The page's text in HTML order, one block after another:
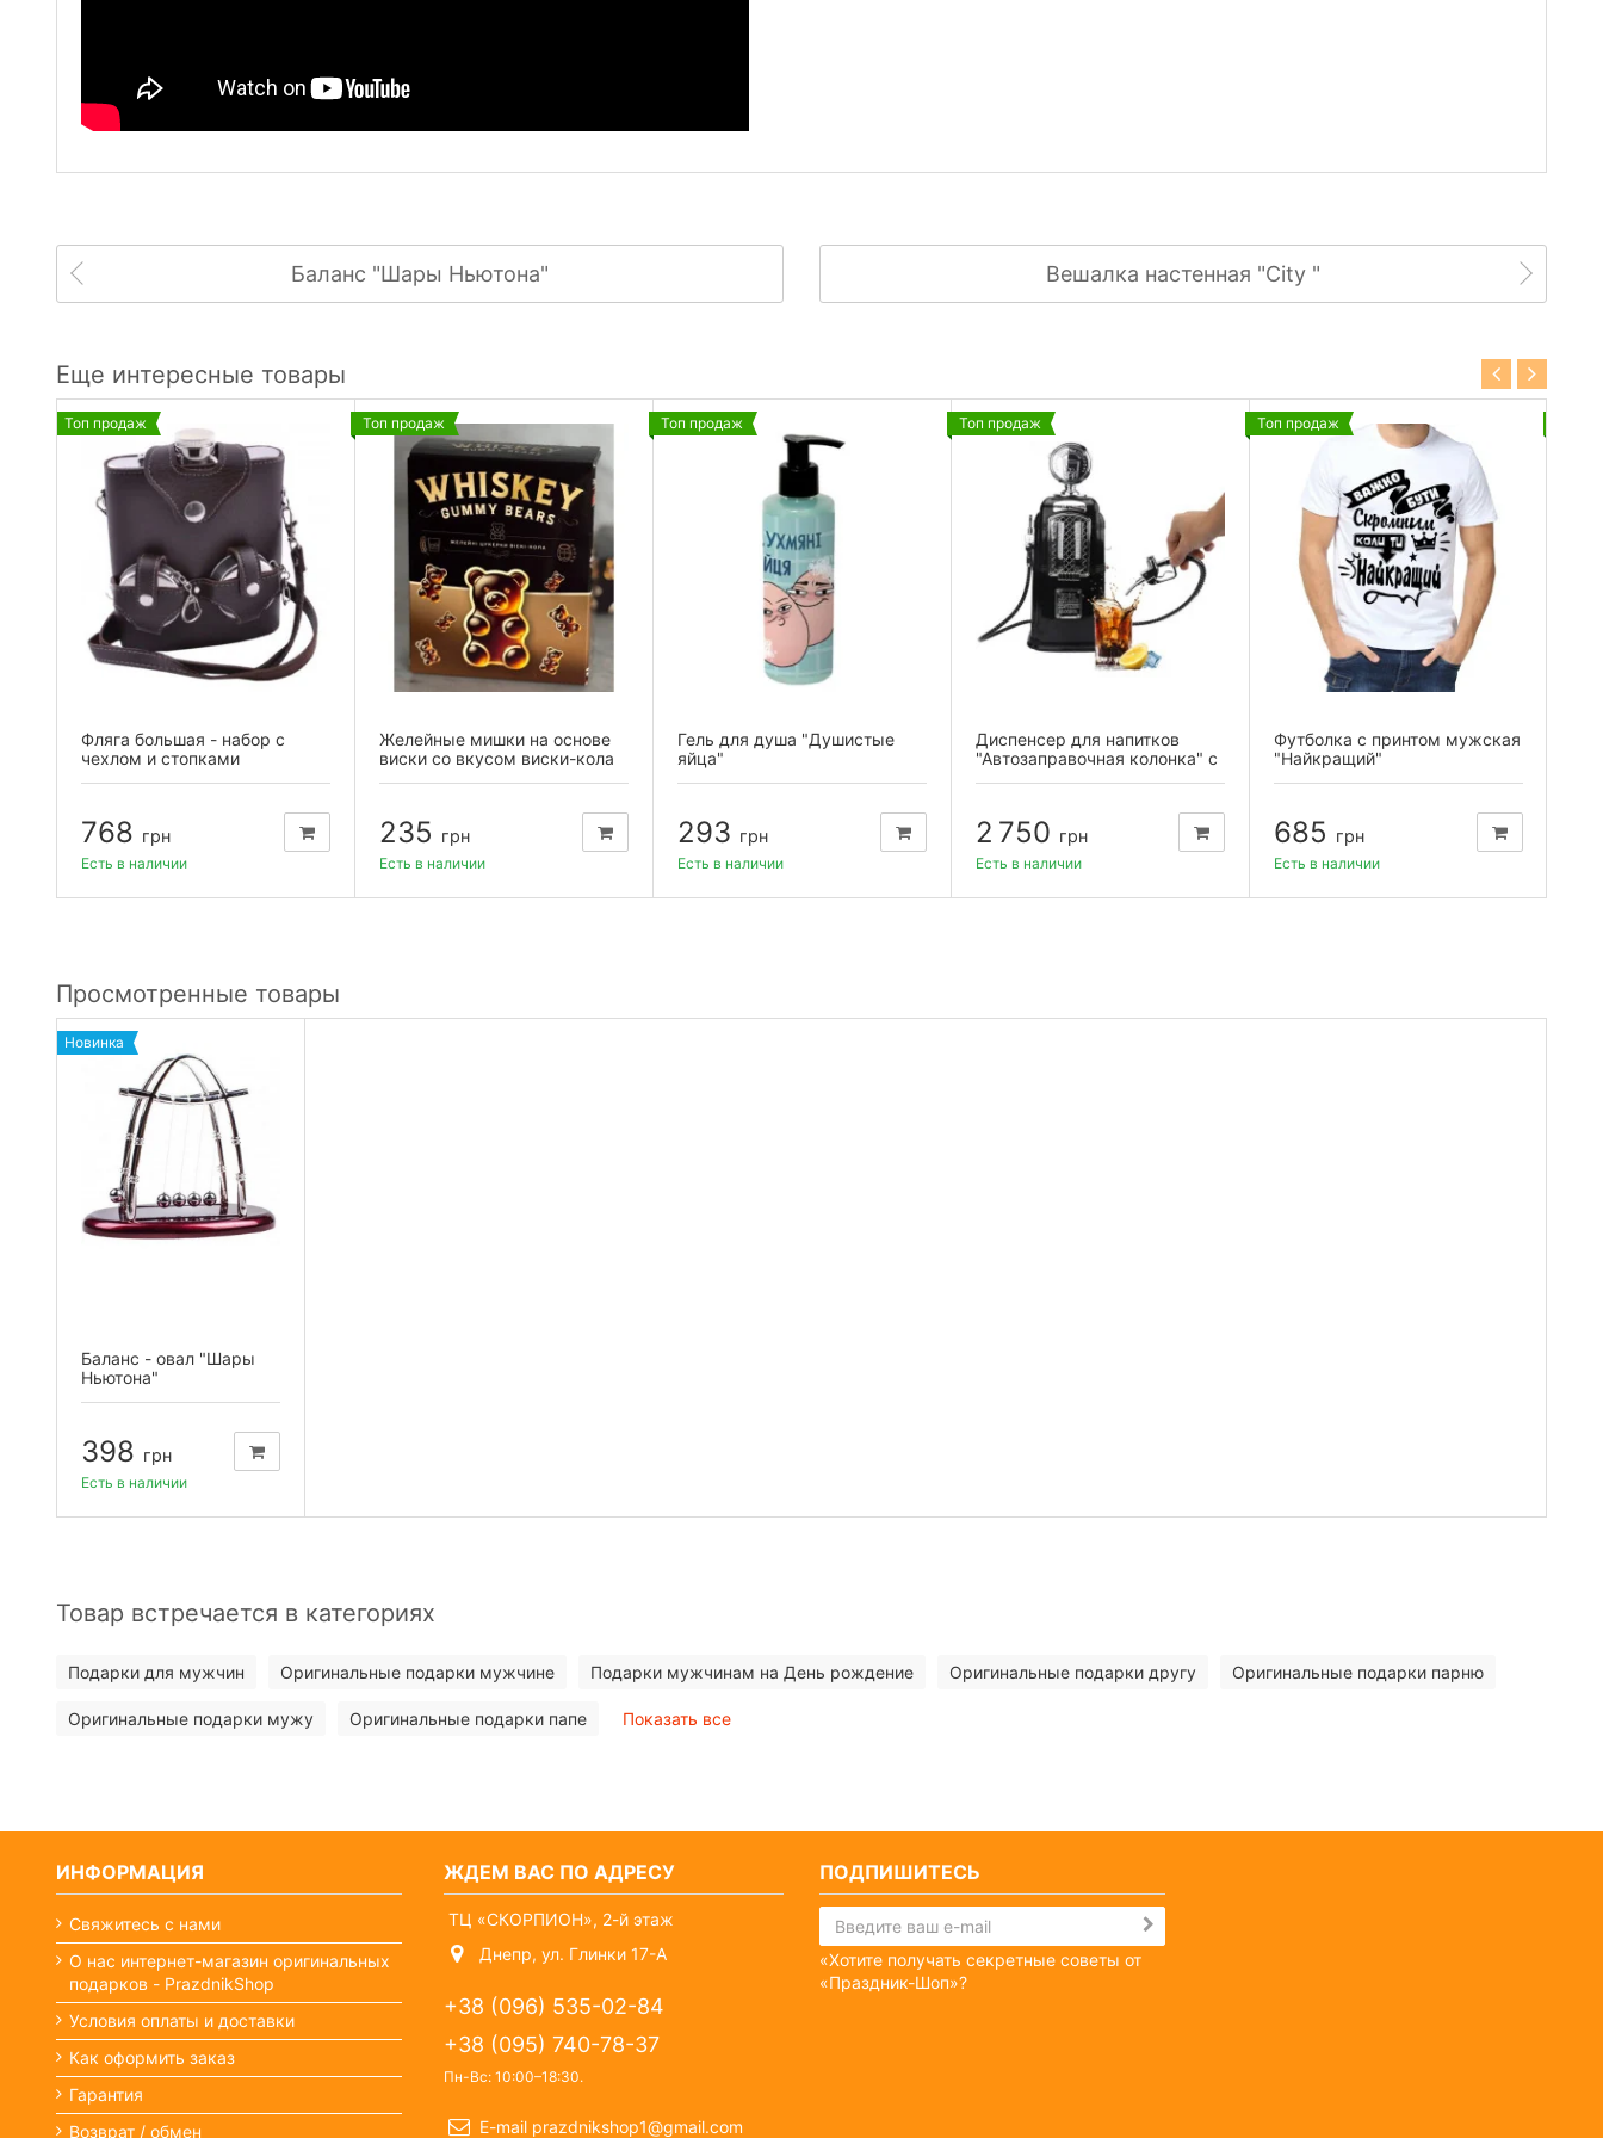
Баланс "Шары Ньютона" Вешалка настенная "City "
Еще интересные товары
Топ продаж
Фляга большая - набор с
чехлом и стопками
768 грн
Есть в наличии
Топ продаж
Желейные мишки на основе
виски со вкусом виски-кола
235 грн
Есть в наличии
Топ продаж
Гель для душа "Душистые
яйца"
293 грн
Есть в наличии
Топ продаж
Диспенсер для напитков
"Автозаправочная колонка" с
2 750 грн
Есть в наличии
Топ продаж
Футболка с принтом мужская
"Найкращий"
685 грн
Есть в наличии
Просмотренные товары
Новинка
Баланс - овал "Шары
Ньютона"
398 грн
Есть в наличии
Товар встречается в категориях
Подарки для мужчин Оригинальные подарки мужчине Подарки мужчинам на День рождение Оригинальные подарки другу Оригинальные подарки парню
Оригинальные подарки мужу Оригинальные подарки папе Показать все
ИНФОРМАЦИЯ
Свяжитесь с нами
О нас интернет-магазин оригинальных
подарков - PrazdnikShop
Условия оплаты и доставки
Как оформить заказ
Гарантия
Возврат / обмен
ЖДЕМ ВАС ПО АДРЕСУ
ТЦ «СКОРПИОН», 2-й этаж
Днепр, ул. Глинки 17-А
+38 (096) 535-02-84
+38 (095) 740-78-37
Пн-Вс: 10:00–18:30.
E-mail prazdnikshop1@gmail.com
ПОДПИШИТЕСЬ
«Хотите получать секретные советы от
«Праздник-Шоп»?